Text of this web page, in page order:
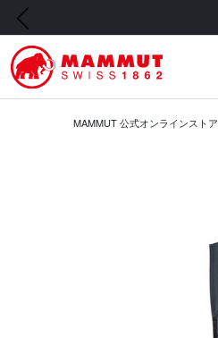
前の画像
MAMMUT 公式オンラインストア